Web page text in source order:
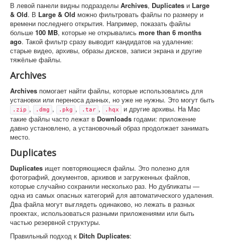
В левой панели видны подразделы Archives, Duplicates и Large
& Old. В Large & Old можно фильтровать файлы по размеру и
времени последнего открытия. Например, показать файлы
больше 100 MB, которые не открывались more than 6 months
ago. Такой фильтр сразу выводит кандидатов на удаление:
старые видео, архивы, образы дисков, записи экрана и другие
тяжёлые файлы.
Archives
Archives помогает найти файлы, которые использовались для
установки или переноса данных, но уже не нужны. Это могут быть
.zip , .dmg , .pkg , .tar , .hqx
и другие архивы. На Mac
такие файлы часто лежат в Downloads годами: приложение
давно установлено, а установочный образ продолжает занимать
место.
Duplicates
Duplicates ищет повторяющиеся файлы. Это полезно для
фотографий, документов, архивов и загруженных файлов,
которые случайно сохранили несколько раз. Но дубликаты —
одна из самых опасных категорий для автоматического удаления.
Два файла могут выглядеть одинаково, но лежать в разных
проектах, использоваться разными приложениями или быть
частью резервной структуры.
Правильный подход к Ditch Duplicates: